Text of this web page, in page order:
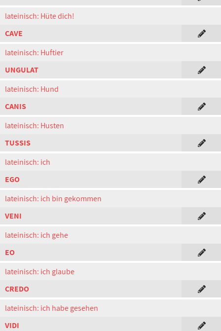
lateinisch: Hüte dich!
CAVE
lateinisch: Huftier
UNGULAT
lateinisch: Hund
CANIS
lateinisch: Husten
TUSSIS
lateinisch: ich
EGO
lateinisch: ich bin gekommen
VENI
lateinisch: ich gehe
EO
lateinisch: ich glaube
CREDO
lateinisch: ich habe gesehen
VIDI